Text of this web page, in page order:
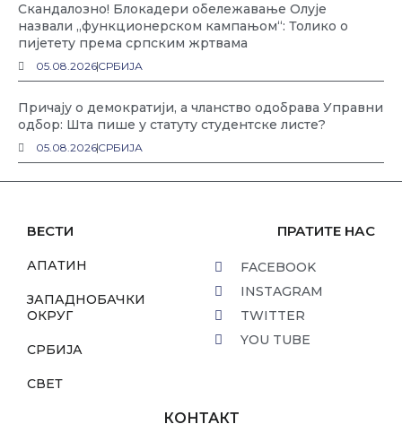
Скандалозно! Блокадери обележавање Олује
назвали „функционерском кампањом“: Толико о
пијетету према српским жртвама
05.08.2026СРБИЈА
Причају о демократији, а чланство одобрава Управни
одбор: Шта пише у статуту студентске листе?
05.08.2026СРБИЈА
ВЕСТИ
АПАТИН
ЗАПАДНОБАЧКИ
ОКРУГ
СРБИЈА
СВЕТ
ПРАТИТЕ НАС
FACEBOOK
INSTAGRAM
TWITTER
YOU TUBE
КОНТАКТ